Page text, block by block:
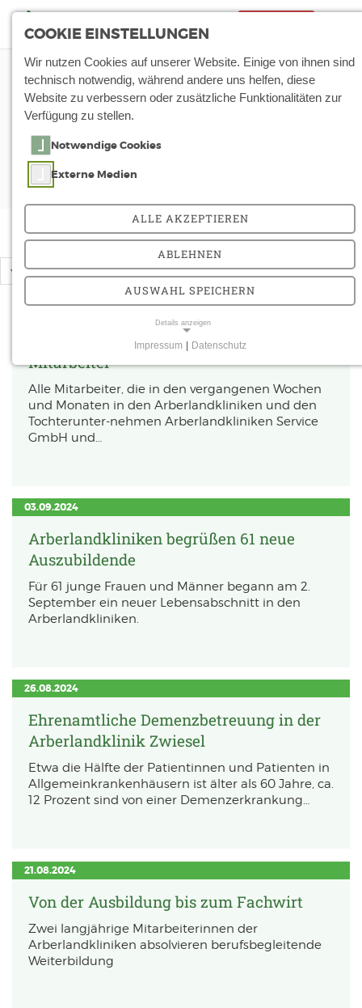
Über Uns Aktuelles
Aktuelles
In diesem Bereich halten wir Sie rund um die
ArberlandKliniken auf dem Laufenden.
vorherige …
3 4 5 nächste
30.10.2024
Arberlandkliniken begrüßen 34 neue
Mitarbeiter
Alle Mitarbeiter, die in den vergangenen Wochen
und Monaten in den Arberlandkliniken und den
Tochterunter-nehmen Arberlandkliniken Service
GmbH und…
03.09.2024
Arberlandkliniken begrüßen 61 neue
Auszubildende
Für 61 junge Frauen und Männer begann am 2.
September ein neuer Lebensabschnitt in den
Arberlandkliniken.
26.08.2024
Ehrenamtliche Demenzbetreuung in der
Arberlandklinik Zwiesel
Etwa die Hälfte der Patientinnen und Patienten in
Allgemeinkrankenhäusern ist älter als 60 Jahre, ca.
12 Prozent sind von einer Demenzerkrankung…
21.08.2024
Von der Ausbildung bis zum Fachwirt
Zwei langjährige Mitarbeiterinnen der
Arberlandkliniken absolvieren berufsbegleitende
Weiterbildung
COOKIE EINSTELLUNGEN
Wir nutzen Cookies auf unserer Website. Einige von ihnen sind
technisch notwendig, während andere uns helfen, diese
Website zu verbessern oder zusätzliche Funktionalitäten zur
Verfügung zu stellen.
Notwendige Cookies
Externe Medien
ALLE AKZEPTIEREN
ABLEHNEN
AUSWAHL SPEICHERN
Details anzeigen
Notwendige Cookies ermöglichen
grundlegende Funktionen und sind für die
einwandfreie Funktion der Website
Name:
Dieser Cookie speichert die ausgewählten Einverständnis-Optionen des
Cookie Laufzeit:
1 Jahr
Um Inhalte von Videoplattformen und Social
Media Plattformen anzeigen zu können,
werden von diesen externen Medien
Cookies gesetzt.
YouTube
Zweck:
6 Monate
Impressum Datenschutz